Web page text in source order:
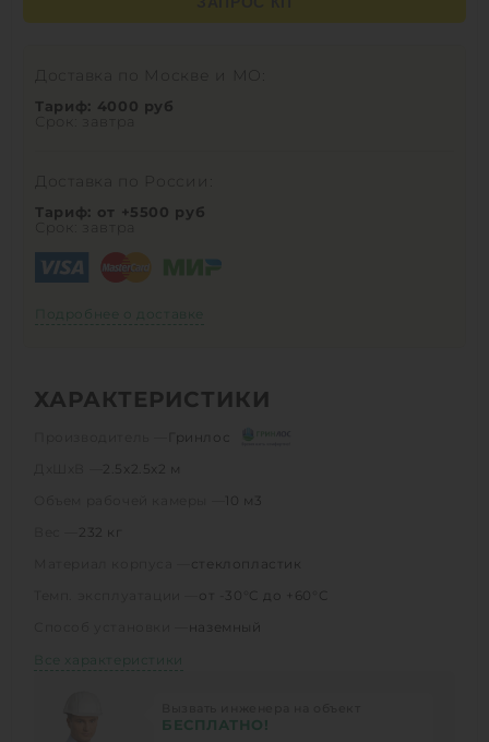
Доставка по Москве и МО:
Тариф: 4000 руб
Срок: завтра
Доставка по России:
Тариф: от +5500 руб
Срок: завтра
Подробнее о доставке
ХАРАКТЕРИСТИКИ
Гринлос
2.5х2.5х2 м
10 м3
232 кг
стеклопластик
от -30°C до +60°C
наземный
Все характеристики
БЕСПЛАТНО!